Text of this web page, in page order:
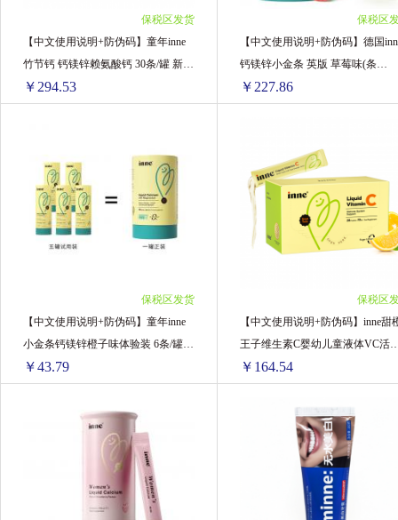
保税区发货
【中文使用说明+防伪码】童年inne
竹节钙 钙镁锌赖氨酸钙 30条/罐 新版
苹果味
￥294.53
1瓶 ￥304.52(￥304.52/单瓶)
2瓶 ￥601.18(￥300.59/单瓶)
3瓶 ￥901.77(￥300.59/单瓶)
4瓶 ￥1202.36(￥300.59/单瓶)
保税区
【中文使用说明+防伪码】德国
钙镁锌小金条 英版 草莓味(条
包)10ml*30条/罐
￥227.86
1罐装 ￥239.8(￥239.8/单罐)
2罐装 ￥475.48(￥237.74/单罐)
3罐装 ￥710.4(￥236.8/单罐)
4罐装 ￥942.6(￥235.65/单罐)
6罐装 ￥1404.24(￥234.04/单罐)
8罐装 ￥1863.2(￥232.9/单罐)
10罐装 ￥2278.6(￥227.86/单罐)
保税区发货
【中文使用说明+防伪码】童年inne
小金条钙镁锌橙子味体验装 6条/罐
（5罐=1罐正装30条）
￥43.79
1罐装 ￥57.64(￥57.64/单罐)
2罐装 ￥103.74(￥51.87/单罐)
3罐装 ￥147.51(￥49.17/单罐)
保税区
【中文使用说明+防伪码】inne甜
王子维生素C婴幼儿童液体VC活
营养液条包装 28条/盒
￥164.54
1盒 ￥174.9(￥174.9/单盒)
2盒 ￥345.22(￥172.61/单盒)
3盒 ￥510.93(￥170.31/单盒)